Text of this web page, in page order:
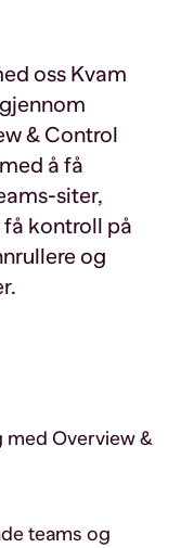
oss Kvam
& Control
å få
siter,
kontroll på
og
med Overview &
teams og